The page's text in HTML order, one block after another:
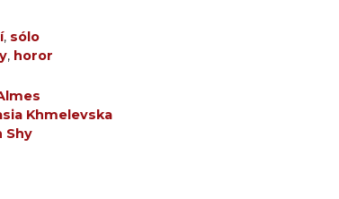
, sólo
, horor
Khmelevska
Shy